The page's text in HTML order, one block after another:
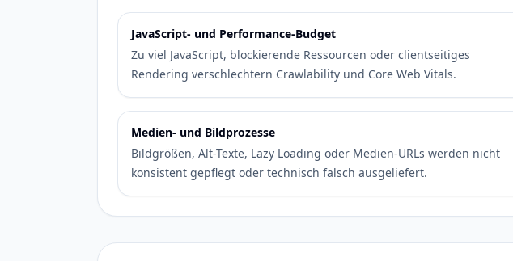
JavaScript- und Performance-Budget
Zu viel JavaScript, blockierende Ressourcen oder clientseitiges
Rendering verschlechtern Crawlability und Core Web Vitals.
Medien- und Bildprozesse
Bildgrößen, Alt-Texte, Lazy Loading oder Medien-URLs werden nicht
konsistent gepflegt oder technisch falsch ausgeliefert.